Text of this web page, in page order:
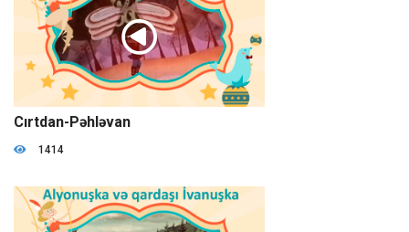
09:44
Cırtdan-Pəhləvan
1414